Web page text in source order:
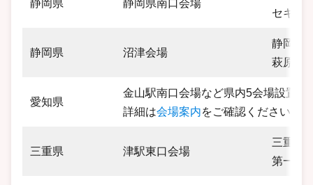
静岡県 静岡県南口会場
セキス
静岡県 沼津会場
静岡県
萩原ビ
愛知県
金山駅南口会場など県内5会場設置
詳細は会場案内をご確認ください。
三重県 津駅東口会場
三重県
第一ビ